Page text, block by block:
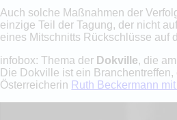
Auch solche Maßnahmen der
einzige Teil der Tagung, der nicht
eines Mitschnitts Rückschlüsse auf
infobox: Thema der Dokville, die
Die Dokville ist ein
Österreicherin Ruth Beckermann